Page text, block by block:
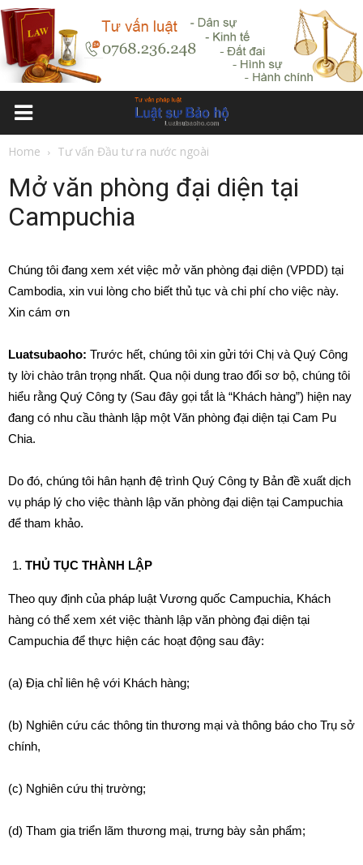
Home Tư vấn Đầu tư ra nước ngoài
Mở văn phòng đại diện tại
Campuchia
Chúng tôi đang xem xét việc mở văn phòng đại diện (VPDD) tại
Cambodia, xin vui lòng cho biết thủ tục và chi phí cho việc này.
Xin cám ơn
Luatsubaoho: Trước hết, chúng tôi xin gửi tới Chị và Quý Công
ty lời chào trân trọng nhất. Qua nội dung trao đổi sơ bộ, chúng tôi
hiểu rằng Quý Công ty (Sau đây gọi tắt là “Khách hàng”) hiện nay
đang có nhu cầu thành lập một Văn phòng đại diện tại Cam Pu
Chia.
Do đó, chúng tôi hân hạnh đệ trình Quý Công ty Bản đề xuất dịch
vụ pháp lý cho việc thành lập văn phòng đại diện tại Campuchia
để tham khảo.
THỦ TỤC THÀNH LẬP
Theo quy định của pháp luật Vương quốc Campuchia, Khách
hàng có thể xem xét việc thành lập văn phòng đại diện tại
Campuchia để thực hiện các hoạt động sau đây:
(a) Địa chỉ liên hệ với Khách hàng;
(b) Nghiên cứu các thông tin thương mại và thông báo cho Trụ sở
chính,
(c) Nghiên cứu thị trường;
(d) Tham gia triển lãm thương mại, trưng bày sản phẩm;